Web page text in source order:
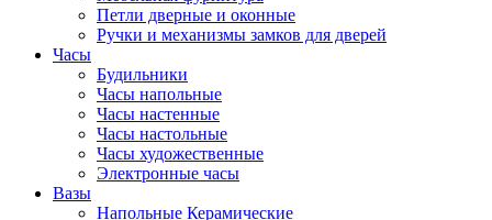
Петли дверные и оконные
Ручки и механизмы замков для дверей
Часы
Будильники
Часы напольные
Часы настенные
Часы настольные
Часы художественные
Электронные часы
Вазы
Напольные Керамические